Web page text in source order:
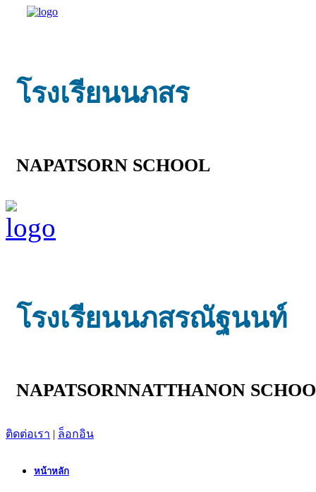
โรงเรียนนภสร
NAPATSORN SCHOOL
โรงเรียนนภสรณัฐนนท์
NAPATSORNNATTHANON
ติดต่อเรา | ล็อกอิน
หน้าหลัก